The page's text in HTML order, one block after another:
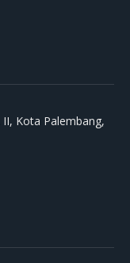
II, Kota Palembang,